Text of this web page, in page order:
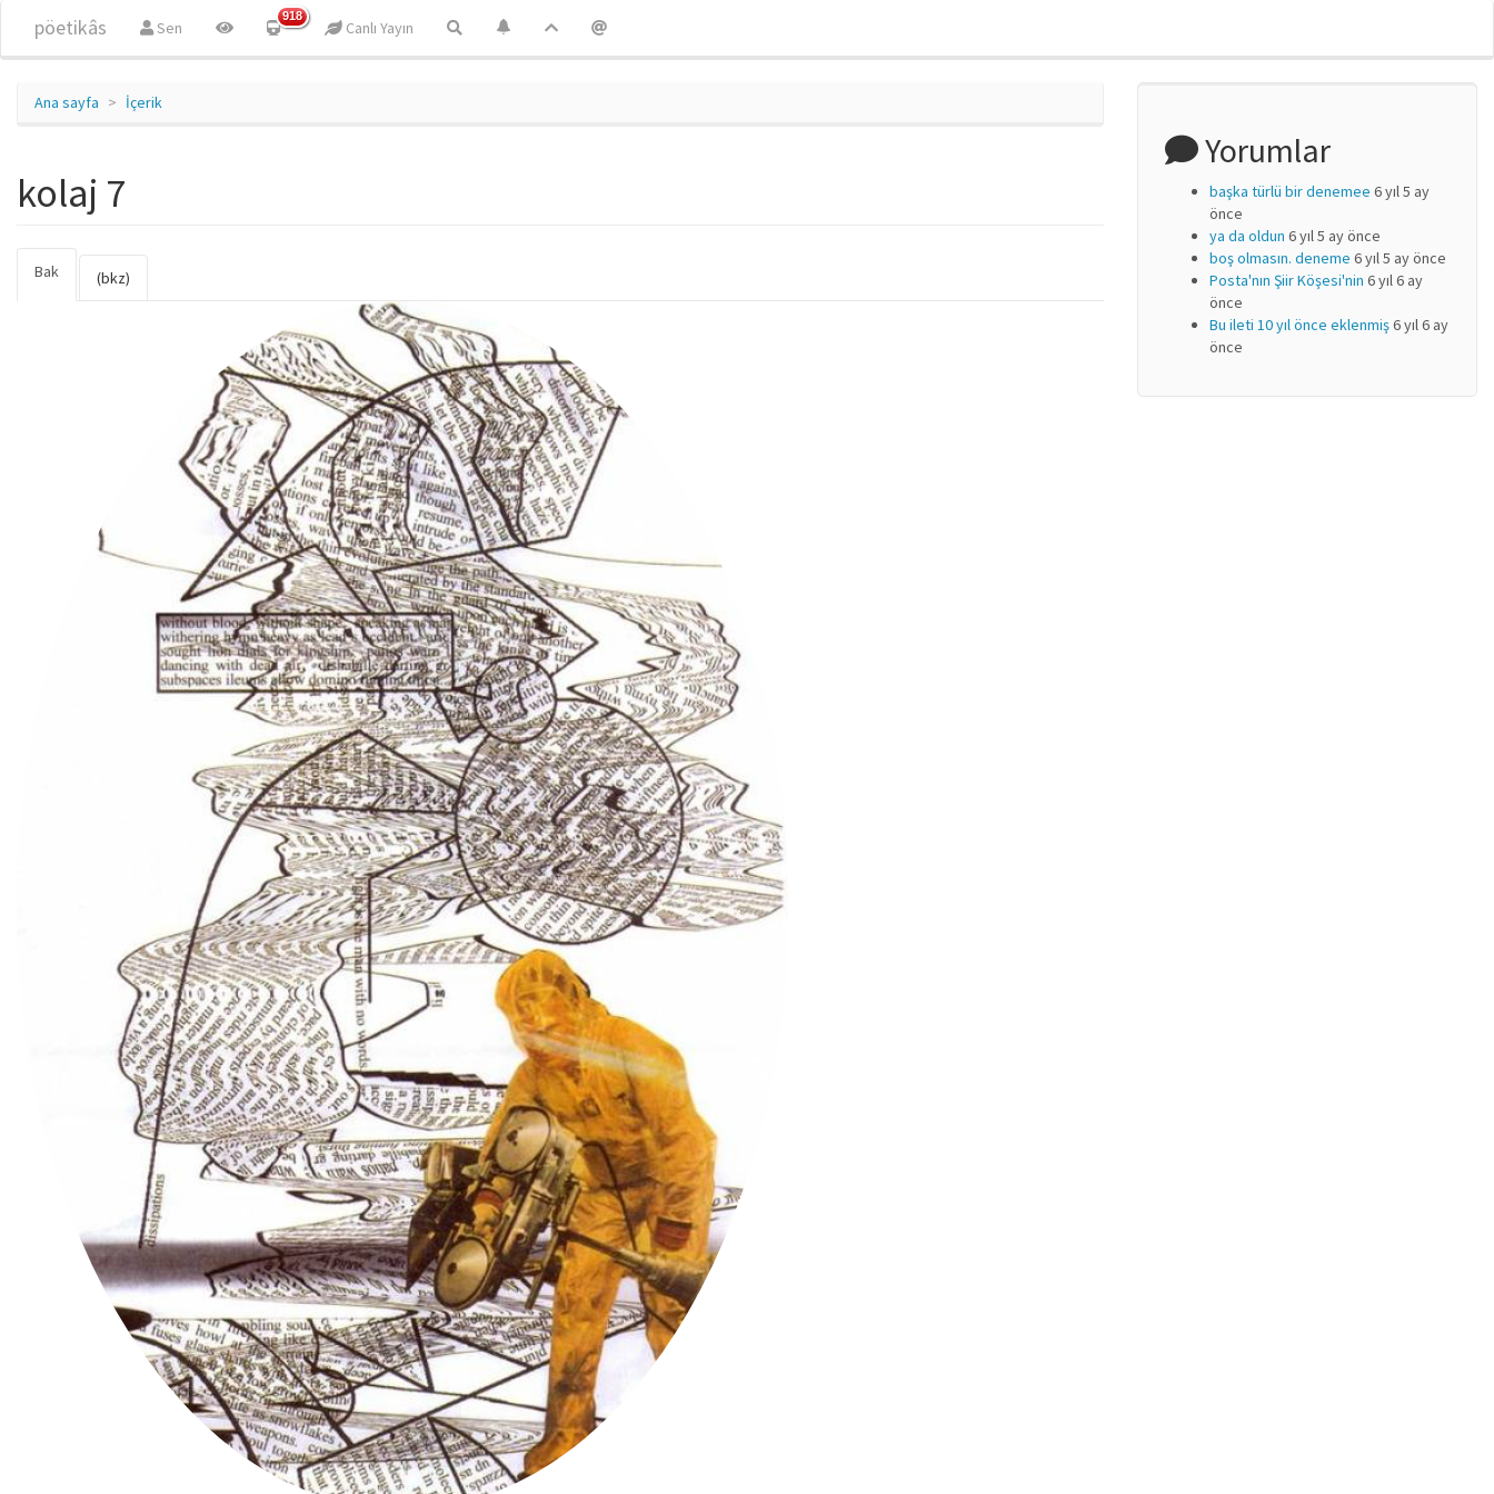
pöetikâs Sen
918
Canlı Yayın
Ana sayfa İçerik
kolaj 7
Birincil sekmeler
Bak
sekme)
(bkz)
Yorumlar
başka türlü bir denemee 6 yıl 5 ay
önce
ya da oldun 6 yıl 5 ay önce
boş olmasın. deneme 6 yıl 5 ay önce
Posta'nın Şiir Köşesi'nin 6 yıl 6 ay
önce
Bu ileti 10 yıl önce eklenmiş6 yıl 6 ay
önce